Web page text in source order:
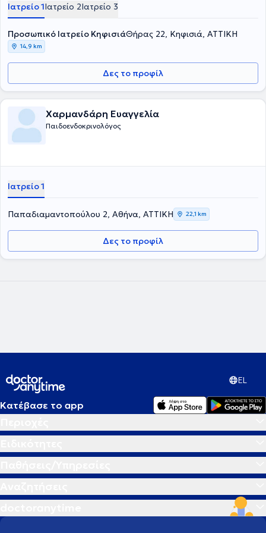
Ιατρείο 1Ιατρείο 2Ιατρείο 3
Προσωπικό Ιατρείο ΚηφισιάΘήρας 22, Κηφισιά, ΑΤΤΙΚΗ
14,9 km
Δες το προφίλ
Χαρμανδάρη Ευαγγελία
Παιδοενδοκρινολόγος
Ιατρείο 1
Παπαδιαμαντοπούλου 2, Αθήνα, ΑΤΤΙΚΗ 22,1 km
Δες το προφίλ
EL
Κατέβασε το app